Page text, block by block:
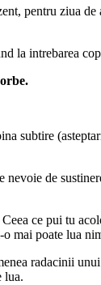
pentru ziua
la intrebarea
subtire
de
ce pui tu
o mai poate lua
radacinii
lua.